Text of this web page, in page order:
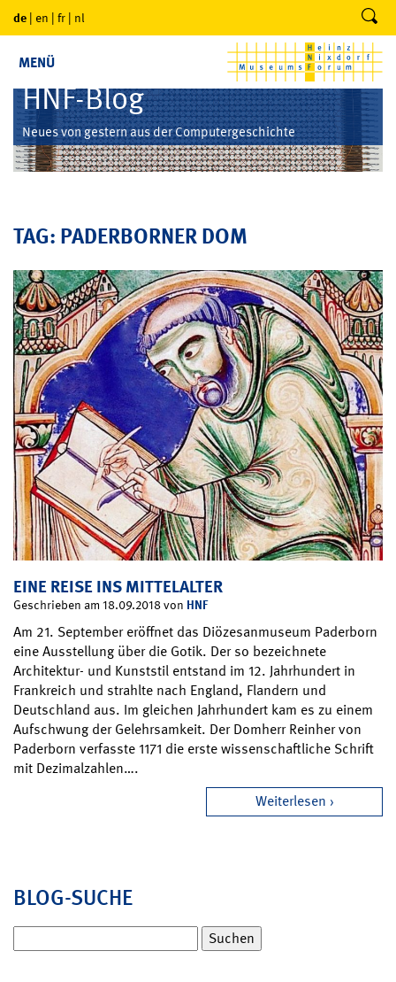
de | en | fr | nl
MENÜ
HNF-Blog
Neues von gestern aus der Computergeschichte
TAG: PADERBORNER DOM
EINE REISE INS MITTELALTER
Geschrieben am 18.09.2018 von HNF
Am 21. September eröffnet das Diözesanmuseum Paderborn
eine Ausstellung über die Gotik. Der so bezeichnete
Architektur- und Kunststil entstand im 12. Jahrhundert in
Frankreich und strahlte nach England, Flandern und
Deutschland aus. Im gleichen Jahrhundert kam es zu einem
Aufschwung der Gelehrsamkeit. Der Domherr Reinher von
Paderborn verfasste 1171 die erste wissenschaftliche Schrift
mit Dezimalzahlen….
Weiterlesen
BLOG-SUCHE
nach: